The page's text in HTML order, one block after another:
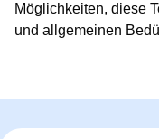
Möglichkeiten, diese
und allgemeinen